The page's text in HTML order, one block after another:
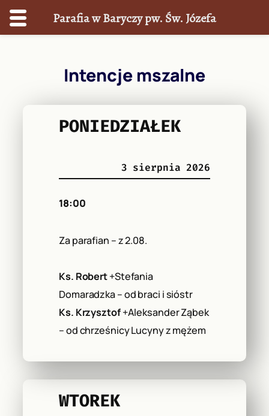
Intencje mszalne
PONIEDZIAŁEK
3 sierpnia 2026
18:00
Za parafian – z 2.08.
Ks. Robert+Stefania
Domaradzka – od braci i sióstr
Ks. Krzysztof+Aleksander Ząbek
– od chrześnicy Lucyny z mężem
WTOREK
Parafia w Baryczy pw. Św. Józefa